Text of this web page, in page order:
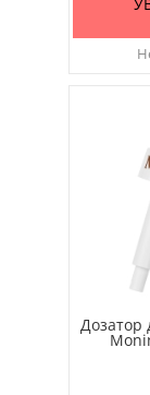
Дозатор